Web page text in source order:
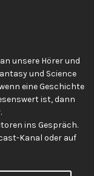
unsere Hörer und
und Science
eine Geschichte
ist, dann
ins Gespräch.
Kanal oder auf